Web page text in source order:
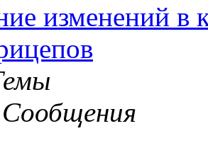
изменений в
Сообщения